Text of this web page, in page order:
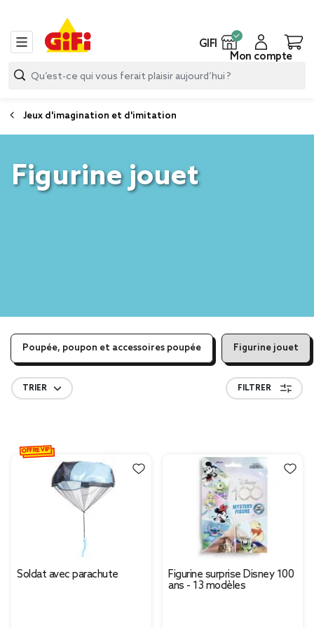
GIFI
Mon compte
Jeux d'imagination et d'imitation
Figurine jouet
Poupée, poupon et accessoires poupée Figurine jouet
TRIER FILTRER
Soldat avec parachute
OFFRE VIP
Figurine surprise Disney 100
ans - 13 modèles